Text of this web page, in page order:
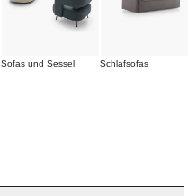
Sofas und Sessel Schlafsofas